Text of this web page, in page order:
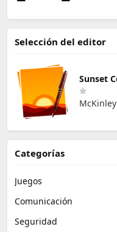
Selección del editor
Sunset
Categorías
Juegos
Comunicación
Seguridad